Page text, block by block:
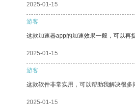
2025-01-15
游客
这款加速器app的加速效果一般，可以再
2025-01-15
游客
这款软件非常实用，可以帮助我解决很多
2025-01-15